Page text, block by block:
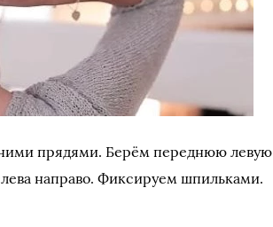
прядями. Берём переднюю левую
направо. Фиксируем шпильками.